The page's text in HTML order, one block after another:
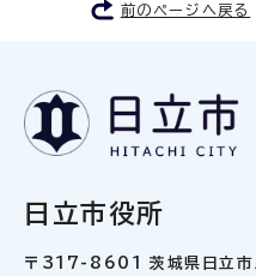
前のページへ戻る
日立市役所
〒317-8601 茨城県日立市